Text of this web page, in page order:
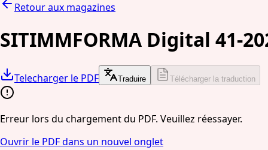
Retour aux magazines
SITIMMFORMA Digital 41-
Telecharger le PDF Traduire Télécharger la traduction
Erreur lors du chargement du PDF. Veuillez réessayer.
Ouvrir le PDF dans un nouvel onglet